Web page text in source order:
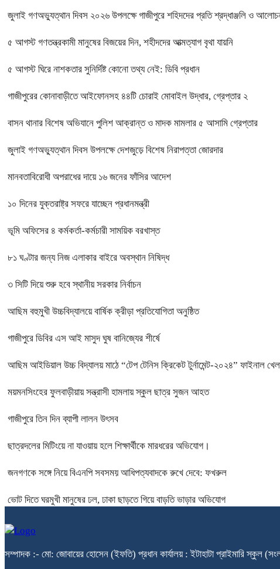
জুলাই গণঅভ্যুত্থান দিবস ২০২৬ উপলক্ষে গাজীপুরে শহিদদের প্রতি শ্রদ্ধাঞ্জলি ও
৫ আগস্ট গণতন্ত্রকামী মানুষের বিজয়ের দিন, শহীদদের আত্মত্যাগ বৃথা যায়নি
৫ আগস্ট ঘিরে নাশকতার সুনির্দিষ্ট কোনো তথ্য নেই: ডিবি প্রধান
গাজীপুরের কোনাবাড়ীতে আইফোনসহ ৪৪টি চোরাই মোবাইল উদ্ধার, গ্রেপ্তার ২
বাসন থানার বিশেষ অভিযানে পুলিশ আক্রান্ত ও মাদক মামলার ৫ আসামি গ্রেপ্তার
জুলাই গণঅভ্যুত্থান দিবস উপলক্ষে দেশজুড়ে বিশেষ নিরাপত্তা জোরদার
মানবতাবিরোধী অপরাধের দায়ে ১৬ জনের ফাঁসির আদেশ
১০ দিনের যুক্তরাষ্ট্র সফরে যাচ্ছেন প্রধানমন্ত্রী
ভূমি অফিসের ৪ কর্মকর্তা-কর্মচারী সাময়িক বরখাস্ত
৮১ ঘণ্টার জন্য নিজ এলাকার বাইরে অবস্থান নিষিদ্ধ
৩ সিটি দিয়ে শুরু হবে স্থানীয় সরকার নির্বাচন
আছিম বহুমুখী উচ্চবিদ্যালয়ে বার্ষিক ক্রীড়া প্রতিযোগিতা অনুষ্ঠিত
গাজীপুরে ডিবির এস আই মাসুদ ঘুষ বানিজ্যের শীর্ষে
আছিম আইডিয়াল উচ্চ বিদ্যালয় মাঠে “টেপ টেনিস ক্রিকেট টুর্নামেন্ট-২০২৪” ফাইনাল
ময়মনসিংহের ফুলবাড়ীয়ায় সন্ত্রাসী হামলায় স্কুল ছাত্র সুজন আহত
গাজীপুরে তিন দিন ব্যাপী লালন উৎসব
ছাত্রদলের মিটিংয়ে না যাওয়ায় হলে শিক্ষার্থীকে মারধরের অভিযোগ।
জনগণকে সঙ্গে নিয়ে বিএনপি সবসময় আধিপত্যবাদকে রুখে দেবে: ফখরুল
ভোট দিতে ঘরমুখী মানুষের ঢল, ঢাকা ছাড়তে গিয়ে বাড়তি ভাড়ার অভিযোগ
সম্পাদক :- মো: জোবায়ের হোসেন (ইফতি) প্রধান কার্যালয় : ইটাহাটা প্রাইমারি